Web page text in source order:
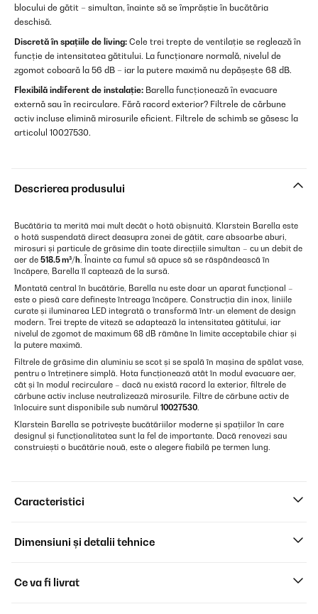
blocului de gătit – simultan, înainte să se împrăștie în bucătăria
deschisă.
Discretă în spațiile de living: Cele trei trepte de ventilație se reglează în
funcție de intensitatea gătitului. La funcționare normală, nivelul de
zgomot coboară la 56 dB – iar la putere maximă nu depășește 68 dB.
Flexibilă indiferent de instalație: Barella funcționează în evacuare
externă sau în recirculare. Fără racord exterior? Filtrele de cărbune
activ incluse elimină mirosurile eficient. Filtrele de schimb se găsesc la
articolul 10027530.
Descrierea produsului
Bucătăria ta merită mai mult decât o hotă obișnuită. Klarstein Barella este
o hotă suspendată direct deasupra zonei de gătit, care absoarbe aburi,
mirosuri și particule de grăsime din toate direcțiile simultan – cu un debit de
aer de 518.5 m³/h. Înainte ca fumul să apuce să se răspândească în
încăpere, Barella îl captează de la sursă.
Montată central în bucătărie, Barella nu este doar un aparat funcțional –
este o piesă care definește întreaga încăpere. Construcția din inox, liniile
curate și iluminarea LED integrată o transformă într-un element de design
modern. Trei trepte de viteză se adaptează la intensitatea gătitului, iar
nivelul de zgomot de maximum 68 dB rămâne în limite acceptabile chiar și
la putere maximă.
Filtrele de grăsime din aluminiu se scot și se spală în mașina de spălat vase,
pentru o întreținere simplă. Hota funcționează atât în modul evacuare aer,
cât și în modul recirculare – dacă nu există racord la exterior, filtrele de
cărbune activ incluse neutralizează mirosurile. Filtre de cărbune activ de
înlocuire sunt disponibile sub numărul 10027530.
Klarstein Barella se potrivește bucătăriilor moderne și spațiilor în care
designul și funcționalitatea sunt la fel de importante. Dacă renovezi sau
construiești o bucătărie nouă, este o alegere fiabilă pe termen lung.
Caracteristici
Dimensiuni și detalii tehnice
Ce va fi livrat